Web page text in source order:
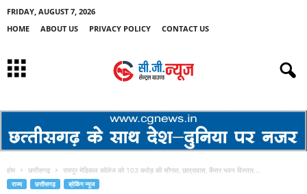
FRIDAY, AUGUST 7, 2026
HOME
ABOUT US PRIVACY POLICY CONTACT US
होम छत्तीसगढ़ रायपुर मेडिकल कॉलेज को 103 करोड़ की सौगात, छात्रावास, कैंसर भवन विस्तार...
राज्य छत्तीसगढ़ ब्रेकिंग न्यूज